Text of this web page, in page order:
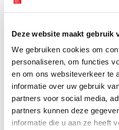
Deze website maakt gebruik
We gebruiken cookies om
personaliseren, om functies
en om ons websiteverkeer te
informatie over uw gebruik
partners voor social media,
partners kunnen deze
informatie die u aan ze heeft
geëvacueerd. Het ging bij elkaar
zelfs schapen met een
Bronnen:
www.deltacommissie.com
www.hhnk.nl
Publicatiedatum: 24/02/2012